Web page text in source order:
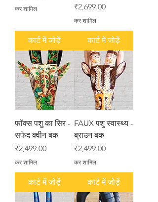
कर शामिल
कार्ट में जोड़ें
मूल्य
₹2,699.00
कर शामिल
कार्ट में जोड़ें
फॉक्स पशु का सिर -
सफेद क्वीन बक
मूल्य
₹2,499.00
कर शामिल
कार्ट में जोड़ें
FAUX पशु स्वास्थ्य -
ब्राउन बक
मूल्य
₹2,499.00
कर शामिल
कार्ट में जोड़ें